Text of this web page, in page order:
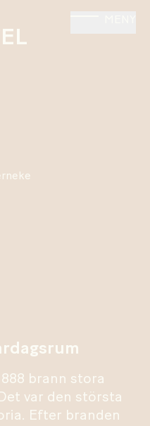
brann stora
var den största
Efter branden